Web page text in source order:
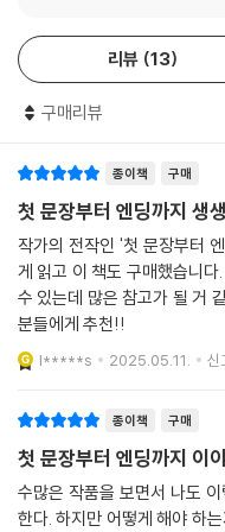
경험을 집대성한 것이기도 하
출판사의 문학 편집자에게 얻
“소설을 쓰기 위해 알아야 할
“지금까지 다양한 작법서를 읽
것이 많았다.”
“초고를 작성하기 전에 흩어
- 아마존 재팬 독자평
식부터 캐릭터와 세계관 구축
는 법, 읽는 이의 마음을 사로
시의 노하우, 출판사나 플랫
있는 이야기를 창작하기 위한
리뷰 13
구매리뷰
종이책 구매
첫 문장부터 엔딩까지 생
작가의 전작인 '첫 문장부터
게 읽고 이 책도 구매했습니
수 있는데 많은 참고가 될 거
분들에게 추천!!
l*****s 2025.05.11. 신
종이책 구매
첫 문장부터 엔딩까지 이
수많은 작품을 보면서 나도
한다. 하지만 어떻게 해야 하